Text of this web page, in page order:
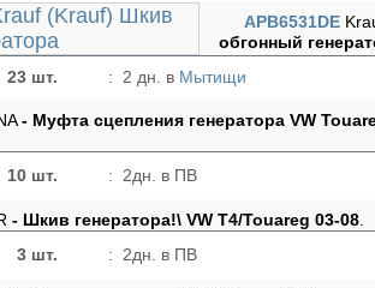
APB6531DE
обгонный
23 шт. : 2 дн. в Мытищи
- Муфта сцепления генератора VW
10 шт. : 2дн. в ПВ
- Шкив генератора!\ VW T4/Touareg 03-08
3 шт. : 2дн. в ПВ